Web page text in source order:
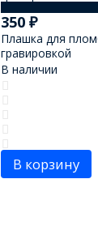
350 ₽
Плашка для
гравировкой
В наличии
В корзину